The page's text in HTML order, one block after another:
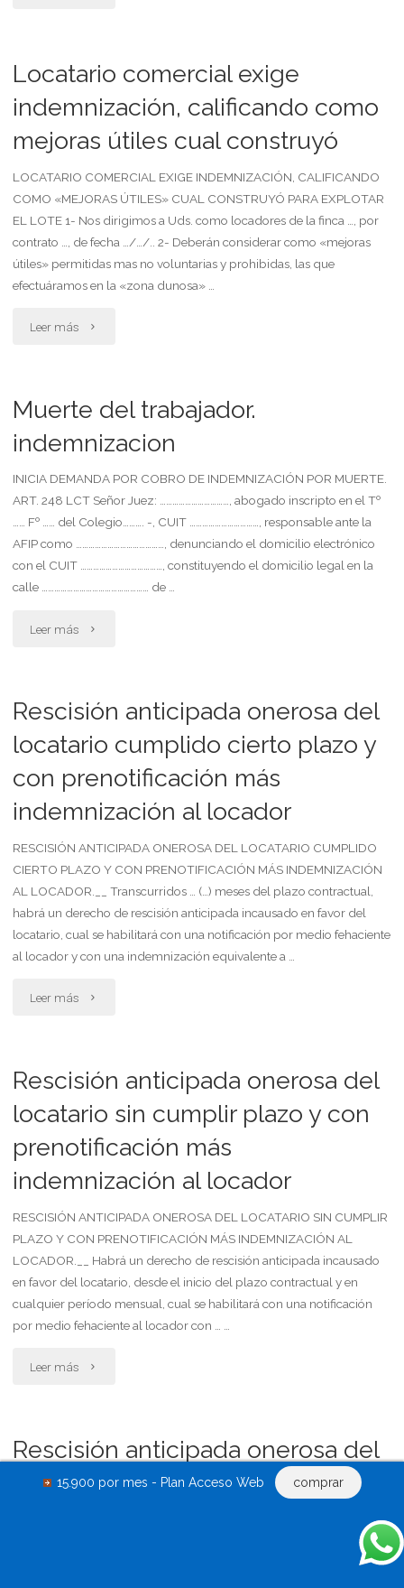
15.900 por mes - Plan Acceso Web comprar
que
restituyan
la
finca
reteniendo
indemnización
sobre
Locatario comercial exige
indemnización, calificando como
mejoras útiles cual construyó
LOCATARIO COMERCIAL EXIGE INDEMNIZACIÓN, CALIFICANDO
COMO «MEJORAS ÚTILES» CUAL CONSTRUYÓ PARA EXPLOTAR
EL LOTE 1- Nos dirigimos a Uds. como locadores de la finca …, por
contrato …, de fecha …/…/.. 2- Deberán considerar como «mejoras
útiles» permitidas mas no voluntarias y prohibidas, las que
efectuáramos en la «zona dunosa» …
Leer más "Locatario
indemnización,
como
Muerte del trabajador.
indemnizacion
INICIA DEMANDA POR COBRO DE INDEMNIZACIÓN POR MUERTE.
ART. 248 LCT Señor Juez: ……………………………, abogado inscripto en el Tº
…… Fº …… del Colegio………. -, CUIT ……………………………, responsable ante la
AFIP como ……………………………………, denunciando el domicilio electrónico
con el CUIT …………………………………, constituyendo el domicilio legal en la
calle …………………………………………… de …
Leer más "Muerte
trabajador.
indemnizacion"
Rescisión anticipada onerosa del
locatario cumplido cierto plazo y
con prenotificación más
indemnización al locador
RESCISIÓN ANTICIPADA ONEROSA DEL LOCATARIO CUMPLIDO
CIERTO PLAZO Y CON PRENOTIFICACIÓN MÁS INDEMNIZACIÓN
AL LOCADOR.__ Transcurridos … (…) meses del plazo contractual,
habrá un derecho de rescisión anticipada incausado en favor del
locatario, cual se habilitará con una notificación por medio fehaciente
al locador y con una indemnización equivalente a …
Leer más "Rescisión
onerosa
del
locatario
cumplido
cierto
y
con
al
Rescisión anticipada onerosa del
locatario sin cumplir plazo y con
prenotificación más
indemnización al locador
RESCISIÓN ANTICIPADA ONEROSA DEL LOCATARIO SIN CUMPLIR
PLAZO Y CON PRENOTIFICACIÓN MÁS INDEMNIZACIÓN AL
LOCADOR.__ Habrá un derecho de rescisión anticipada incausado
en favor del locatario, desde el inicio del plazo contractual y en
cualquier período mensual, cual se habilitará con una notificación
por medio fehaciente al locador con … …
Leer más "Rescisión
Rescisión anticipada onerosa del
locatario sin cumplir plazo y con